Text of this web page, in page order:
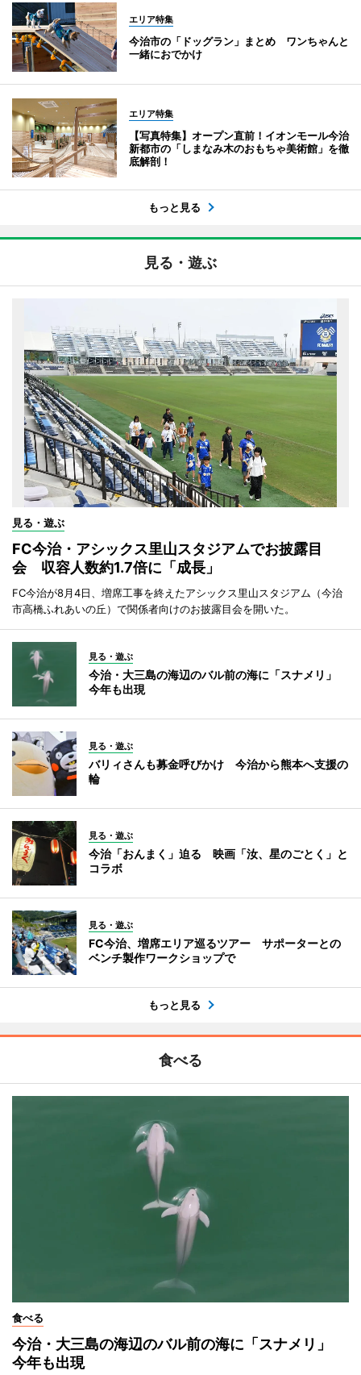
エリア特集
今治市の「ドッグラン」まとめ ワンちゃんと
一緒におでかけ
エリア特集
【写真特集】オープン直前！イオンモール今治
新都市の「しまなみ木のおもちゃ美術館」を徹
底解剖！
もっと見る
見る・遊ぶ
見る・遊ぶ
FC今治・アシックス里山スタジアムでお披露目
会 収容人数約1.7倍に「成長」
FC今治が8月4日、増席工事を終えたアシックス里山スタジアム（今治
市高橋ふれあいの丘）で関係者向けのお披露目会を開いた。
見る・遊ぶ
今治・大三島の海辺のバル前の海に「スナメリ」
今年も出現
見る・遊ぶ
バリィさんも募金呼びかけ 今治から熊本へ支援の
輪
見る・遊ぶ
今治「おんまく」迫る 映画「汝、星のごとく」と
コラボ
見る・遊ぶ
FC今治、増席エリア巡るツアー サポーターとの
ベンチ製作ワークショップで
もっと見る
食べる
食べる
今治・大三島の海辺のバル前の海に「スナメリ」
今年も出現